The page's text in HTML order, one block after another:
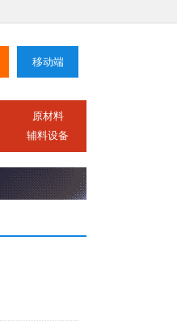
移动端
原材料
辅料设备